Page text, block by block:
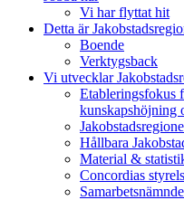
Vi har flyttat hit
Detta är
Boende
Verktygsback
Vi utvecklar
Etableringsfokus
kunskapshöjning
Hållbara
Material &
Concordias